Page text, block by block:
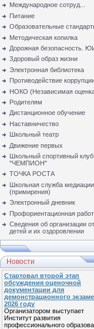
Международное сотруд...
Питание
Образовательные
Методическая копилка
Дорожная безопасность.
Здоровый образ жизни
Электронная библиотека
Противодействие
НОКО (Независимая оценка
Родителям
Дистанционное обучение
Наставничество
Школьный театр
Движение первых
Школьный спортивный клуб
"ЧЕМПИОН"
ТОЧКА РОСТА
Школьная служба медиации
(примирения)
Электронный дневник
Профориентационная
Сведения об организации
детей и их оздоровлении
Новости
Стартовал второй этап
обсуждения оценочной
документации для
демонстрационного
2026 году
Организатором выступает
Институт развития
профессионального